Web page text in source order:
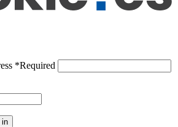
*Required
in